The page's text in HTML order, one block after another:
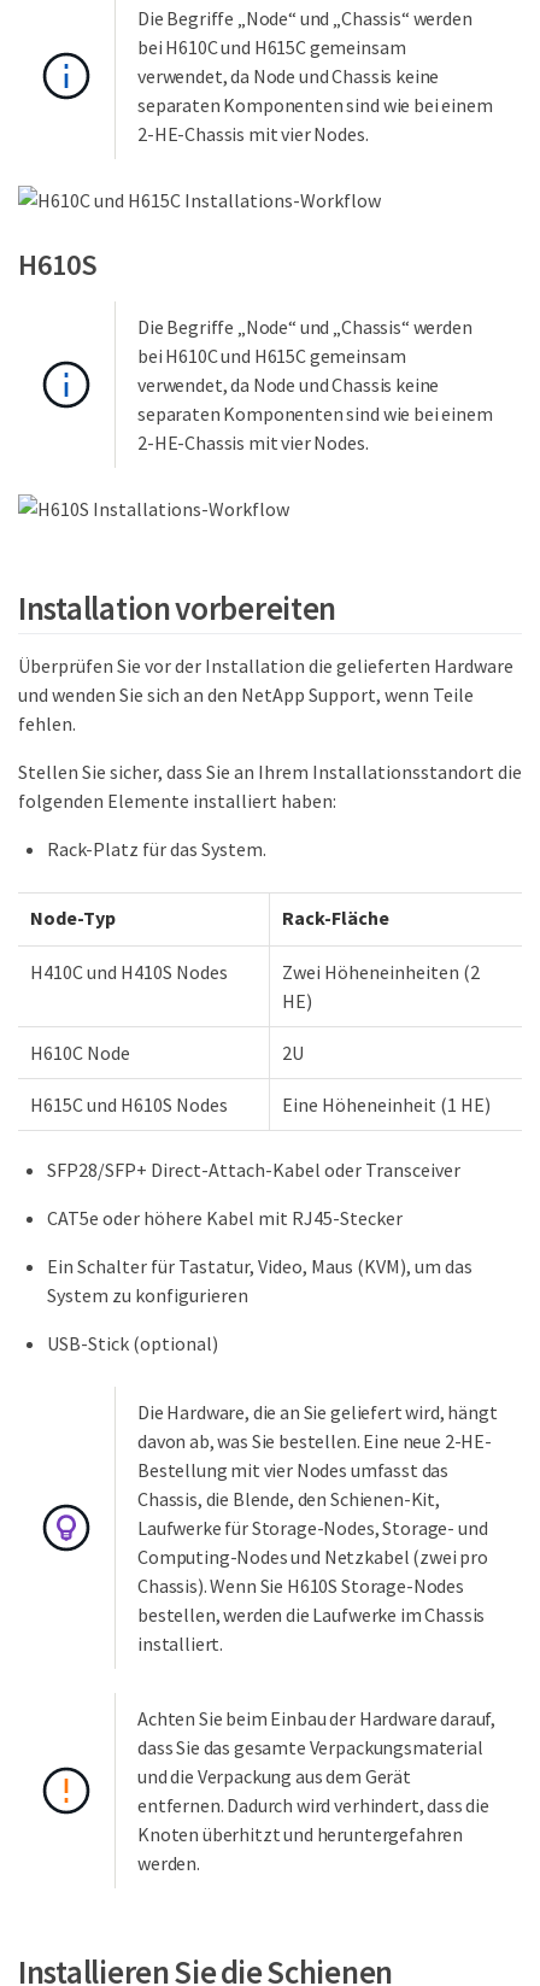
Die Begriffe „Node“ und „Chassis“ werden
bei H610C und H615C gemeinsam
verwendet, da Node und Chassis keine
separaten Komponenten sind wie bei einem
2-HE-Chassis mit vier Nodes.
H610S
Die Begriffe „Node“ und „Chassis“ werden
bei H610C und H615C gemeinsam
verwendet, da Node und Chassis keine
separaten Komponenten sind wie bei einem
2-HE-Chassis mit vier Nodes.
Installation vorbereiten
Überprüfen Sie vor der Installation die gelieferten Hardware
und wenden Sie sich an den NetApp Support, wenn Teile
fehlen.
Stellen Sie sicher, dass Sie an Ihrem Installationsstandort die
folgenden Elemente installiert haben:
Rack-Platz für das System.
Node-Typ Rack-Fläche
H410C und H410S Nodes
Zwei Höheneinheiten (2
HE)
H610C Node 2U
H615C und H610S Nodes Eine Höheneinheit (1 HE)
SFP28/SFP+ Direct-Attach-Kabel oder Transceiver
CAT5e oder höhere Kabel mit RJ45-Stecker
Ein Schalter für Tastatur, Video, Maus (KVM), um das
System zu konfigurieren
USB-Stick (optional)
Die Hardware, die an Sie geliefert wird, hängt
davon ab, was Sie bestellen. Eine neue 2-HE-
Bestellung mit vier Nodes umfasst das
Chassis, die Blende, den Schienen-Kit,
Laufwerke für Storage-Nodes, Storage- und
Computing-Nodes und Netzkabel (zwei pro
Chassis). Wenn Sie H610S Storage-Nodes
bestellen, werden die Laufwerke im Chassis
installiert.
Achten Sie beim Einbau der Hardware darauf,
dass Sie das gesamte Verpackungsmaterial
und die Verpackung aus dem Gerät
entfernen. Dadurch wird verhindert, dass die
Knoten überhitzt und heruntergefahren
werden.
Installieren Sie die Schienen